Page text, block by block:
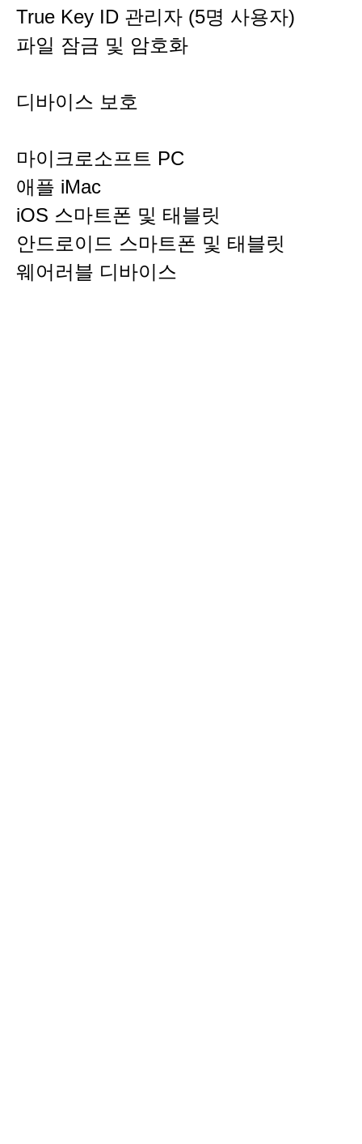
True Key ID 관리자 (5명 사용자)
파일 잠금 및 암호화
디바이스 보호
마이크로소프트 PC
애플 iMac
iOS 스마트폰 및 태블릿
안드로이드 스마트폰 및 태블릿
웨어러블 디바이스